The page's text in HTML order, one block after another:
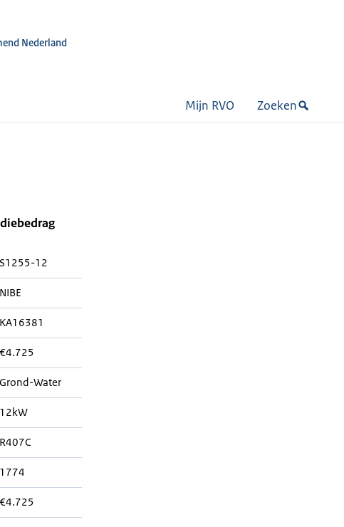
Nederland
Mijn RVO Zoeken
S1255-12
NIBE
KA16381
€4.725
Grond-Water
12kW
R407C
1774
€4.725